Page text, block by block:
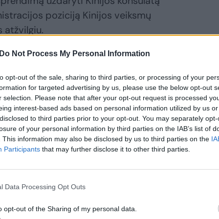
Do Not Process My Personal Information
opt-out of the sale, sharing to third parties, or processing of your
for targeted advertising by us, please use the below opt-out
selection. Please note that after your opt-out request is processed
interest-based ads based on personal information utilized by us
to third parties prior to your opt-out. You may separately
of your personal information by third parties on the IAB’s list of
This information may also be disclosed by us to third parties on the
Participants that may further disclose it to other third parties.
Data Processing Opt Outs
opt-out of the Sharing of my personal data.
poziciją Kinijos veiksmų
atžvilgiu.
pastangos gali paveikti
W. Evanina.
perspėjimui, kad Pekinas jį laiko
Donaldas Trumpas pralaimėtų
– Jie svajotų, kad mūsų šalis